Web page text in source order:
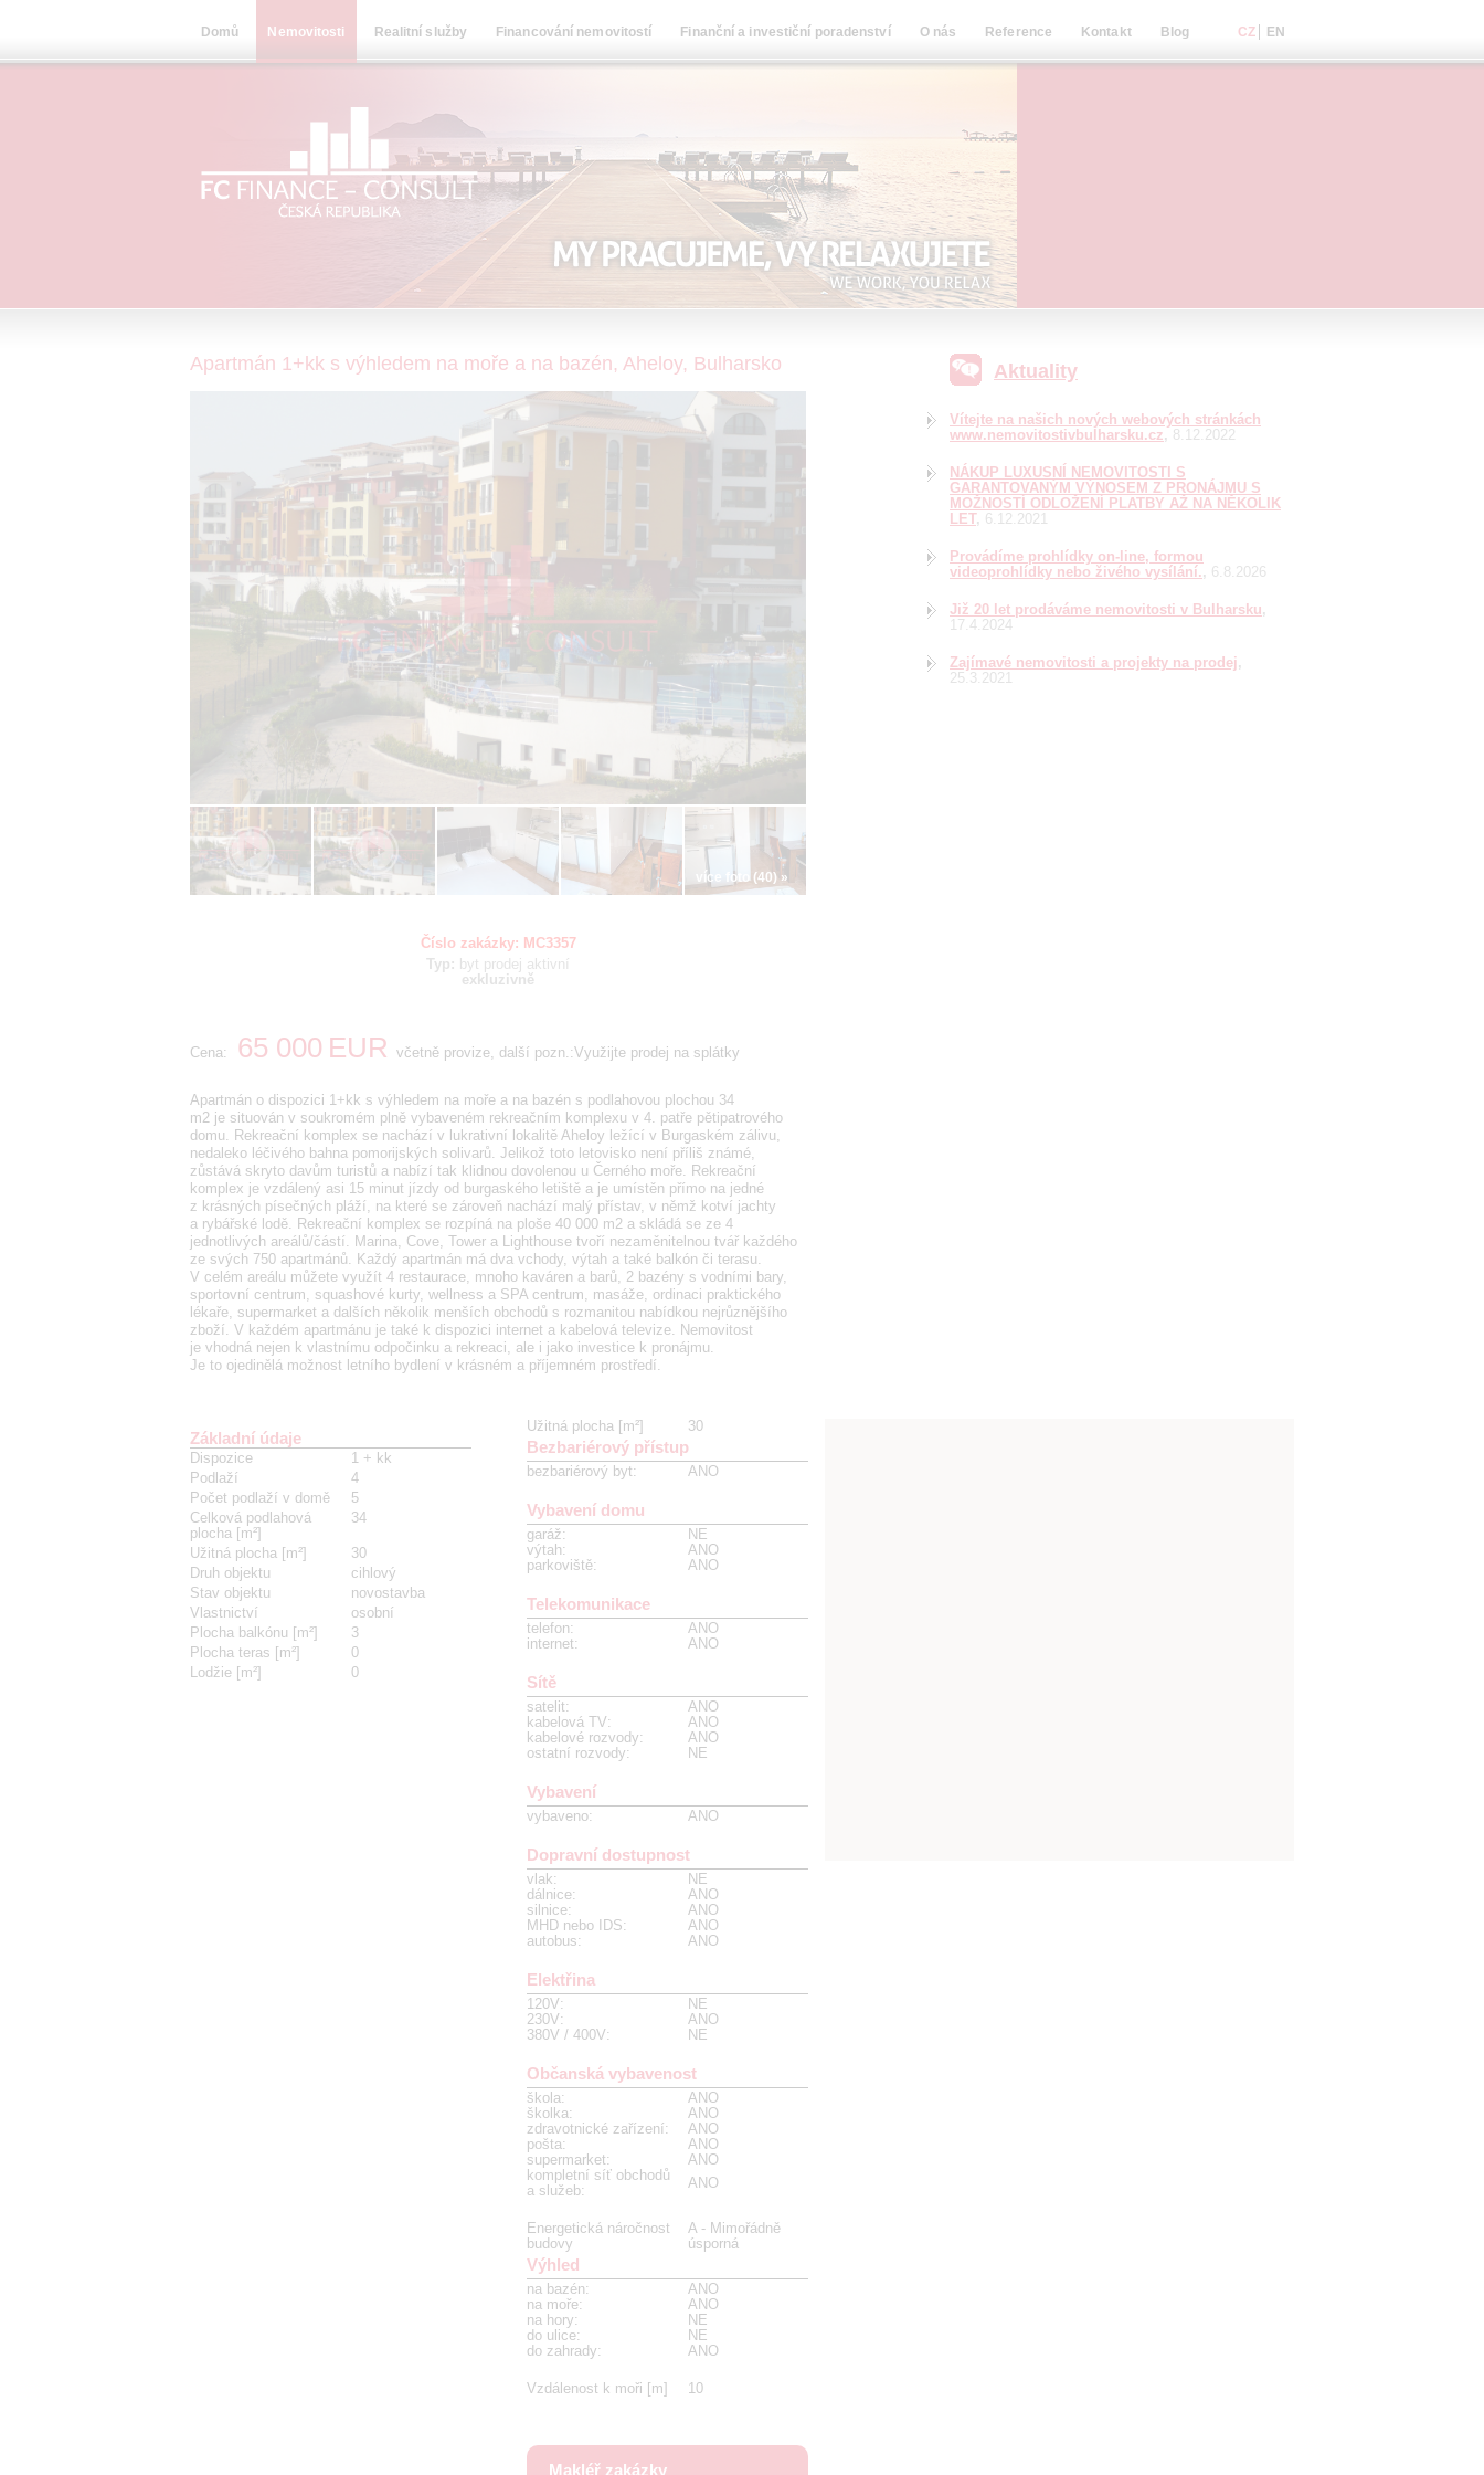
Domů Nemovitosti Realitní služby Financování nemovitostí Finanční a investiční poradenství O nás Reference Kontakt Blog
Apartmán 1+kk s výhledem na moře a na bazén, Aheloy, Bulharsko
více foto (40) »
Číslo zakázky: MC3357
Typ: byt prodej aktivní
exkluzivně
Cena: 65 000 EUR včetně provize, další pozn.:Využijte prodej na splátky
Aktuality
Vítejte na našich nových webových stránkách
www.nemovitostivbulharsku.cz
8.12.2022
NÁKUP LUXUSNÍ NEMOVITOSTI S
GARANTOVANÝM VÝNOSEM Z PRONÁJMU S
MOŽNOSTÍ ODLOŽENÍ PLATBY AŽ NA NĚKOLIK
LET 6.12.2021
Provádíme prohlídky on-line, formou
videoprohlídky nebo živého vysílání.
6.8.2026
Již 20 let prodáváme nemovitosti v Bulharsku
17.4.2024
Zajímavé nemovitosti a projekty na prodej
25.3.2021
Apartmán o dispozici 1+kk s výhledem na moře a na bazén s podlahovou plochou 34
m2 je situován v soukromém plně vybaveném rekreačním komplexu v 4. patře pětipatrového
domu. Rekreační komplex se nachází v lukrativní lokalitě Aheloy ležící v Burgaském zálivu,
nedaleko léčivého bahna pomorijských solivarů. Jelikož toto letovisko není příliš známé,
zůstává skryto davům turistů a nabízí tak klidnou dovolenou u Černého moře. Rekreační
komplex je vzdálený asi 15 minut jízdy od burgaského letiště a je umístěn přímo na jedné
z krásných písečných pláží, na které se zároveň nachází malý přístav, v němž kotví jachty
a rybářské lodě. Rekreační komplex se rozpíná na ploše 40 000 m2 a skládá se ze 4
jednotlivých areálů/částí. Marina, Cove, Tower a Lighthouse tvoří nezaměnitelnou tvář každého
ze svých 750 apartmánů. Každý apartmán má dva vchody, výtah a také balkón či terasu.
V celém areálu můžete využít 4 restaurace, mnoho kaváren a barů, 2 bazény s vodními bary,
sportovní centrum, squashové kurty, wellness a SPA centrum, masáže, ordinaci praktického
lékaře, supermarket a dalších několik menších obchodů s rozmanitou nabídkou nejrůznějšího
zboží. V každém apartmánu je také k dispozici internet a kabelová televize. Nemovitost
je vhodná nejen k vlastnímu odpočinku a rekreaci, ale i jako investice k pronájmu.
Je to ojedinělá možnost letního bydlení v krásném a příjemném prostředí.
Základní údaje
Dispozice
1 + kk
Podlaží
4
Počet podlaží v domě
5
Celková podlahová
plocha [m²]
34
Užitná plocha [m²]
30
Druh objektu
cihlový
Stav objektu
novostavba
Vlastnictví
osobní
Plocha balkónu [m²]
3
Plocha teras [m²]
0
Lodžie [m²]
0
Užitná plocha [m²] 30
Bezbariérový přístup
bezbariérový byt: ANO
Vybavení domu
garáž:
NE
výtah:
ANO
parkoviště: ANO
Telekomunikace
telefon:
ANO
internet: ANO
Sítě
satelit:
ANO
kabelová TV:
ANO
kabelové rozvody:
ANO
ostatní rozvody: NE
Vybavení
vybaveno: ANO
Dopravní dostupnost
vlak:
NE
dálnice:
ANO
silnice:
ANO
MHD nebo IDS:
ANO
autobus: ANO
Elektřina
120V:
NE
230V:
ANO
380V / 400V: NE
Občanská vybavenost
škola:
ANO
školka:
ANO
zdravotnické zařízení:
ANO
pošta:
ANO
supermarket:
ANO
kompletní síť obchodů
a služeb: ANO
Energetická náročnost
budovy
A - Mimořádně
úsporná
Výhled
na bazén:
ANO
na moře:
ANO
na hory:
NE
do ulice:
NE
do zahrady: ANO
Vzdálenost k moři [m] 10
Makléř zakázky